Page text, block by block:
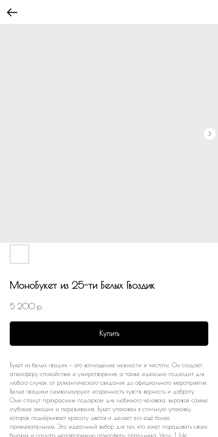
МоноБукет из 25-ти Белых Гвоздик
5 200 р.
Купить
Букет из белых гвоздик — это воплощение нежности и чистоты. Он создаёт
атмосферу спокойствия и умиротворения, а также идеально подходит для
любого случая: от романтического свидания до официального мероприятия.
Белые гвоздики символизируют искренность чувств, верность и доброту.
Они станут прекрасным подарком для любимого человека, выражая самые
глубокие эмоции и переживания. Букет упакован в стильную упаковку,
которая подчёркивает красоту цветов и делает его ещё более
привлекательным. Это идеальный выбор для тех, кто хочет порадовать своих
близких и создать неповторимую атмосферу праздника. Уход: 1. Не